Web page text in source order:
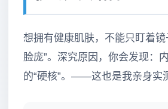
想拥有健康肌肤，不能只盯着镜
脸庞”。深究原因，你会发现：
的“硬核”。——这也是我亲身实